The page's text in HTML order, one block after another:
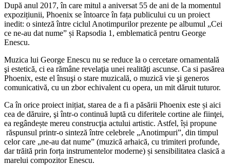
După anul 2017, în care mitul a aniversat 55 de ani de la momentul
expozițiunii, Phoenix se întoarce în fața publicului cu un proiect
inedit: o sinteză între ciclul Anotimpurilor prezente pe albumul „Cei
ce ne-au dat nume” și Rapsodia 1, emblematică pentru George
Enescu.
Muzica lui George Enescu nu se reduce la o cercetare ornamentală
şi estetică, ci ea rămâne revelaţia unei realităţi ascunse. Ca si pasărea
Phoenix, este el însuşi o stare muzicală, o muzică vie şi generos
comunicativă, cu un zbor echivalent cu opera, un mit dăruit tuturor.
Ca în orice proiect inițiat, starea de a fi a păsării Phoenix este și aici
cea de dăruire, şi într-o continuă luptă cu diferitele cortine ale fiinţei,
ea regândește mereu construcţia actului artistic. Astfel, își propune
răspunsul printr-o sinteză între celebrele „Anotimpuri”, din timpul
celor care „ne-au dat nume” (muzică arhaică, cu trimiteri profunde,
dar trăită prin forța instrumentelor moderne) și sensibilitatea clasică a
marelui compozitor Enescu.